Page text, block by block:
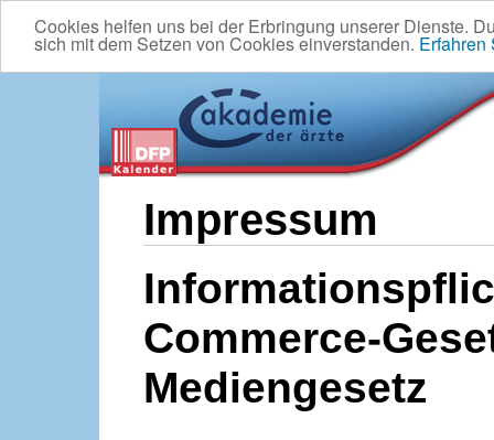
Cookies helfen uns bei der Erbringung unserer Dienste.
sich mit dem Setzen von Cookies einverstanden. Erfahren
Impressum
Commerce-
Mediengesetz